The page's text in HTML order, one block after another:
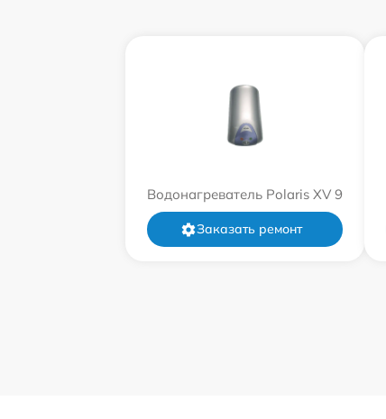
Водонагреватель Polaris XV 9
Заказать ремонт